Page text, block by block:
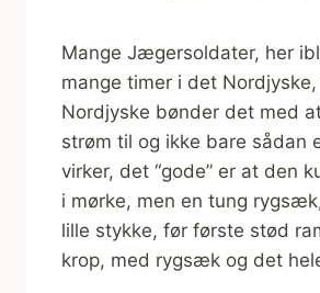
Mange Jægersoldater, her
mange timer i det
Nordjyske bønder det med
strøm til og ikke bare sådan
virker, det “gode” er at den
i mørke, men en tung
lille stykke, før første stød
krop, med rygsæk og det